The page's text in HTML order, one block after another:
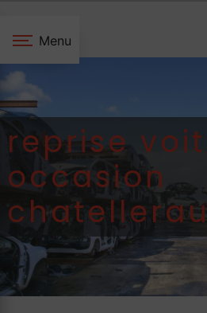
Menu
reprise
occasion